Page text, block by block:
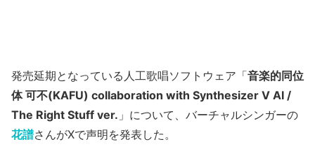
発売延期となっている人工歌唱ソフトウェア「音楽的同位
体 可不(KAFU) collaboration with Synthesizer V AI /
The Right Stuff ver. 」について、バーチャルシンガーの
花譜さんがXで声明を発表した。